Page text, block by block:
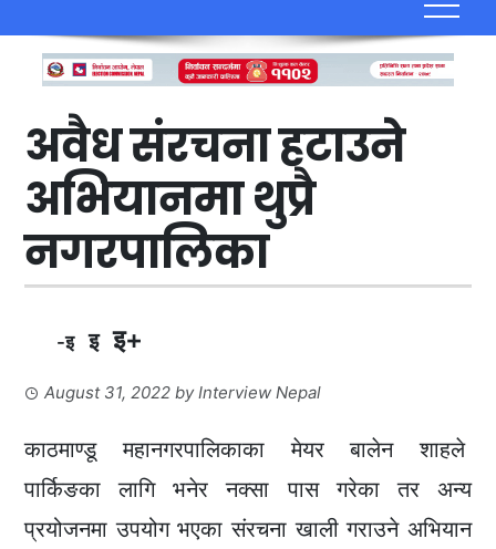
अवैध संरचना हटाउने
अभियानमा थुप्रै
नगरपालिका
-इ इ इ+
August 31, 2022 byInterview Nepal
काठमाण्डू महानगरपालिकाका मेयर बालेन शाहले
पार्किङका लागि भनेर नक्सा पास गरेका तर अन्य
प्रयोजनमा उपयोग भएका संरचना खाली गराउने अभियान